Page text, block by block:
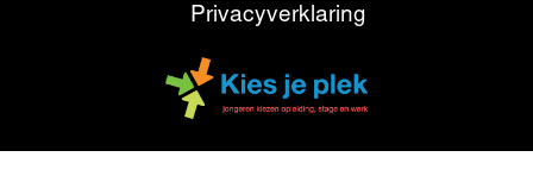
Privacyverklaring